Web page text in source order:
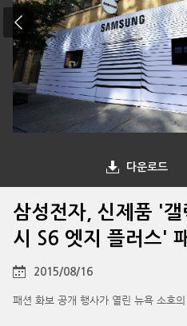
다운로드
삼성전자, 신제품 '
시 S6 엣지 플러스'
2015/08/16
패션 화보 공개 행사가 열린 뉴욕 소호